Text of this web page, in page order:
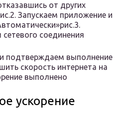
от других
Запускаем приложение и
соединения
подтверждаем выполнение
скорость интернета на
выполнено
ускорение